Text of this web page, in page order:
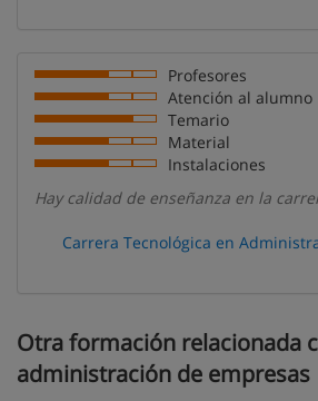
Profesores
Atención al alumno
Temario
Material
Instalaciones
Hay calidad de enseñanza en la
Carrera Tecnológica en
Otra formación relacionada
administración de empresas